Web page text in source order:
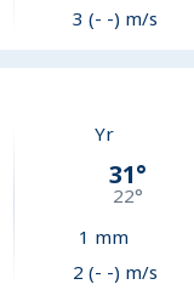
3 (- -) m/s
Yr
31°
22°
1 mm
2 (- -) m/s